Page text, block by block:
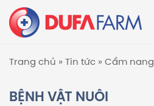
Trang chủ » Tin tức » Cẩm nang
BỆNH VẬT NUÔI